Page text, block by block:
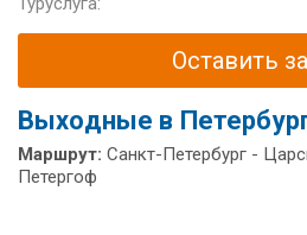
Оставить
Выходные в
Маршрут: Санкт-Петербург -
Петергоф